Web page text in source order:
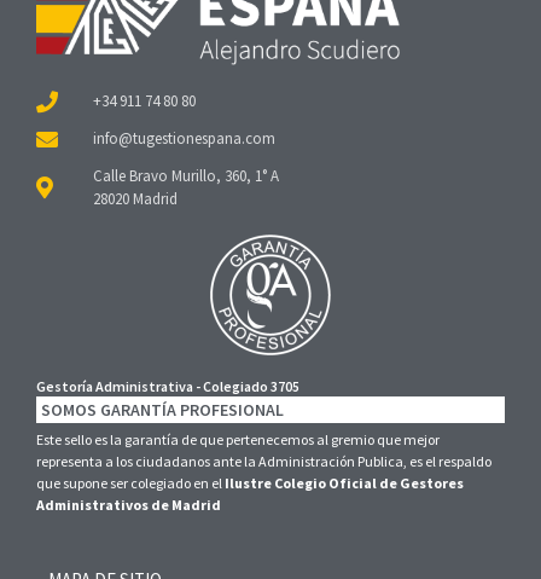
+34 911 74 80 80
Calle Bravo Murillo, 360, 1° A
28020 Madrid
Gestoría Administrativa - Colegiado 3705
SOMOS GARANTÍA PROFESIONAL
Este sello es la garantía de que pertenecemos al gremio que mejor
representa a los ciudadanos ante la Administración Publica, es el respaldo
que supone ser colegiado en el Ilustre Colegio Oficial de Gestores
Administrativos de Madrid